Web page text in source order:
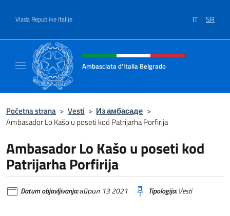
Vlada Republike Italije IT SR
Header, social and menu of site
Ambasciata d'Italia Belgrado
Početna strana > Vesti > Из амбасаде >
Ambasador Lo Kašo u poseti kod Patrijarha Porfirija
Ambasador Lo Kašo u poseti kod
Patrijarha Porfirija
Datum objavljivanja:април 13 2021 Tipologija:Vesti